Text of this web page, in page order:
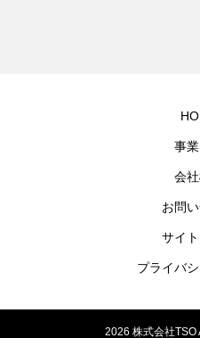
事
会
お問
サイ
プライバ
2026 株式会社TSO